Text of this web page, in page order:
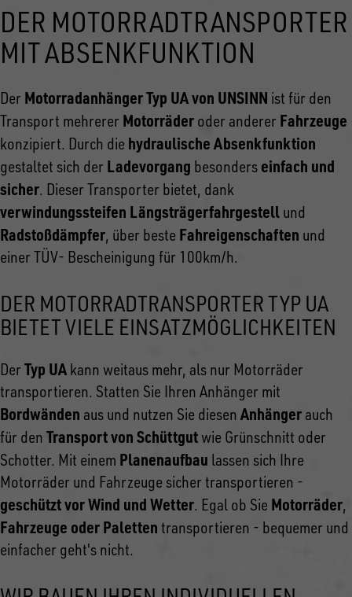
DER MOTORRADTRANSPORTER
MIT ABSENKFUNKTION
Der Motorradanhänger Typ UA von UNSINN ist für den
Transport mehrerer Motorräder oder anderer Fahrzeuge
konzipiert. Durch die hydraulische Absenkfunktion
gestaltet sich der Ladevorgang besonders einfach und
sicher. Dieser Transporter bietet, dank
verwindungssteifen Längsträgerfahrgestell und
Radstoßdämpfer, über beste Fahreigenschaften und
einer TÜV- Bescheinigung für 100km/h.
DER MOTORRADTRANSPORTER TYP UA
BIETET VIELE EINSATZMÖGLICHKEITEN
Der Typ UA kann weitaus mehr, als nur Motorräder
transportieren. Statten Sie Ihren Anhänger mit
Bordwänden aus und nutzen Sie diesenAnhänger auch
für den Transport von Schüttgut wie Grünschnitt oder
Schotter. Mit einem Planenaufbau lassen sich Ihre
Motorräder und Fahrzeuge sicher transportieren -
geschützt vor Wind und Wetter. Egal ob Sie Motorräder,
Fahrzeuge oder Paletten transportieren - bequemer und
einfacher geht's nicht.